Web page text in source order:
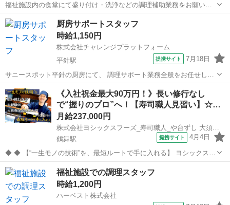
福祉施設内の食堂にて盛り付け・洗浄などの調理補助業務をお願いし
ます。 ご利用になる多くの方に温かい食事を素早く提供できるよう、
工夫を凝らした業務をお願いします。 未経験からでもチャレンジ可能
です。 料理が好き、食事が好きな方...
愛知 名古屋市 その他
厨房サポートスタッフ
時給1,150円
株式会社チャレンジプラットフォーム
平針駅
提携サイト 7月18日
サニースポット平針の厨房にて、 調理サポート業務全般をお任せしま
す。 【具体的な仕事内容】 ・食事の盛り付け ・配膳 ・食器の洗浄 ・
簡単な仕込み ・厨房内の清掃 など 作業の流れはしっかりお伝えいた
します。 アルバイ...
愛知 名古屋市 平針駅 その他
《入社祝金最大90万円！》長い修行なし
で“握りのプロ”へ！【寿司職人見習い】☆…
月給237,000円
株式会社ヨシックスフーズ_寿司職人_や台ずし 大須通町(正社員)
鶴舞駅
提携サイト 4月4日
◆ ◆ 【“一生モノの技術”を、最短ルートで手に入れる】 ヨシックスフ
ーズが運営する寿司居酒屋「や台ずし」では、 鮮魚の一部を加工済み
の状態で仕入れることで仕込みの負担を大幅に削減しています。 入社
後は余計な工程に時間...
愛知 名古屋市 鶴舞駅 その他
福祉施設での調理スタッフ
時給1,200円
ハーベスト株式会社